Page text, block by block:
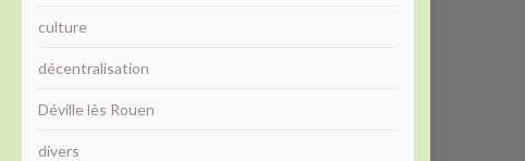
culture
décentralisation
Déville lès Rouen
divers